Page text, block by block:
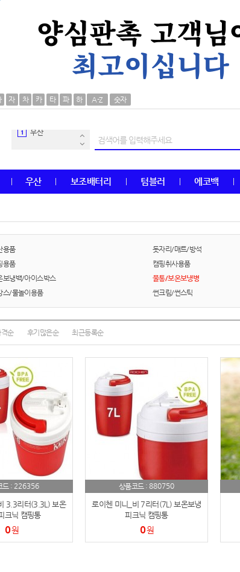
자 차 카 타 파 하 A-Z 숫자
4 수건
볼펜
11 usb
12 보조배터리
송월타올
14
15 AP-100025
16 쿠션
우산 보조배터리 텀블러 에코백
용품 돗자리/매트/방석
용품 캠핑취사용품
보냉백/아이스박스 물통/보온보냉병
스/물놀이용품 썬크림/썬스틱
순 후기많은순 최근등록순
드 : 226356
3.3리터(3.3L) 보온
크닉 캠핑통
0원
상품코드 : 880750
로이첸 미니_비 7리터(7L) 보온보냉
피크닉 캠핑통
0원